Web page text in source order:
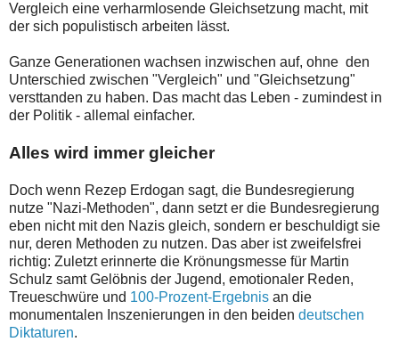
Vergleich eine verharmlosende Gleichsetzung macht, mit
der sich populistisch arbeiten lässt.
Ganze Generationen wachsen inzwischen auf, ohne den
Unterschied zwischen "Vergleich" und "Gleichsetzung"
versttanden zu haben. Das macht das Leben - zumindest in
der Politik - allemal einfacher.
Alles wird immer gleicher
Doch wenn Rezep Erdogan sagt, die Bundesregierung
nutze "Nazi-Methoden", dann setzt er die Bundesregierung
eben nicht mit den Nazis gleich, sondern er beschuldigt sie
nur, deren Methoden zu nutzen. Das aber ist zweifelsfrei
richtig: Zuletzt erinnerte die Krönungsmesse für Martin
Schulz samt Gelöbnis der Jugend, emotionaler Reden,
Treueschwüre und 100-Prozent-Ergebnis an die
monumentalen Inszenierungen in den beiden deutschen
Diktaturen.